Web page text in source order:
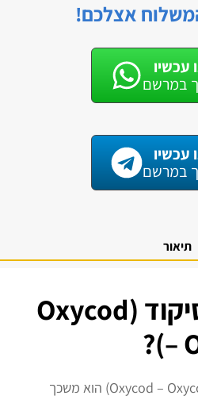
אצלכם!
במרשם
במרשם
תיאור
מה זה אוקסיקוד (Oxycod
–
אוקסיקוד סירופ (Oxycod – Oxycodone) הוא משכך